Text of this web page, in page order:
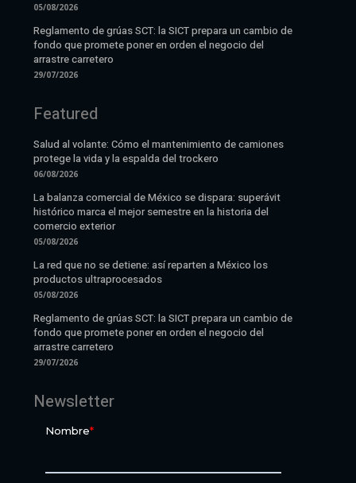
05/08/2026
Reglamento de grúas SCT: la SICT prepara un cambio de
fondo que promete poner en orden el negocio del
arrastre carretero
29/07/2026
Featured
Salud al volante: Cómo el mantenimiento de camiones
protege la vida y la espalda del trockero
06/08/2026
La balanza comercial de México se dispara: superávit
histórico marca el mejor semestre en la historia del
comercio exterior
05/08/2026
La red que no se detiene: así reparten a México los
productos ultraprocesados
05/08/2026
Reglamento de grúas SCT: la SICT prepara un cambio de
fondo que promete poner en orden el negocio del
arrastre carretero
29/07/2026
Newsletter